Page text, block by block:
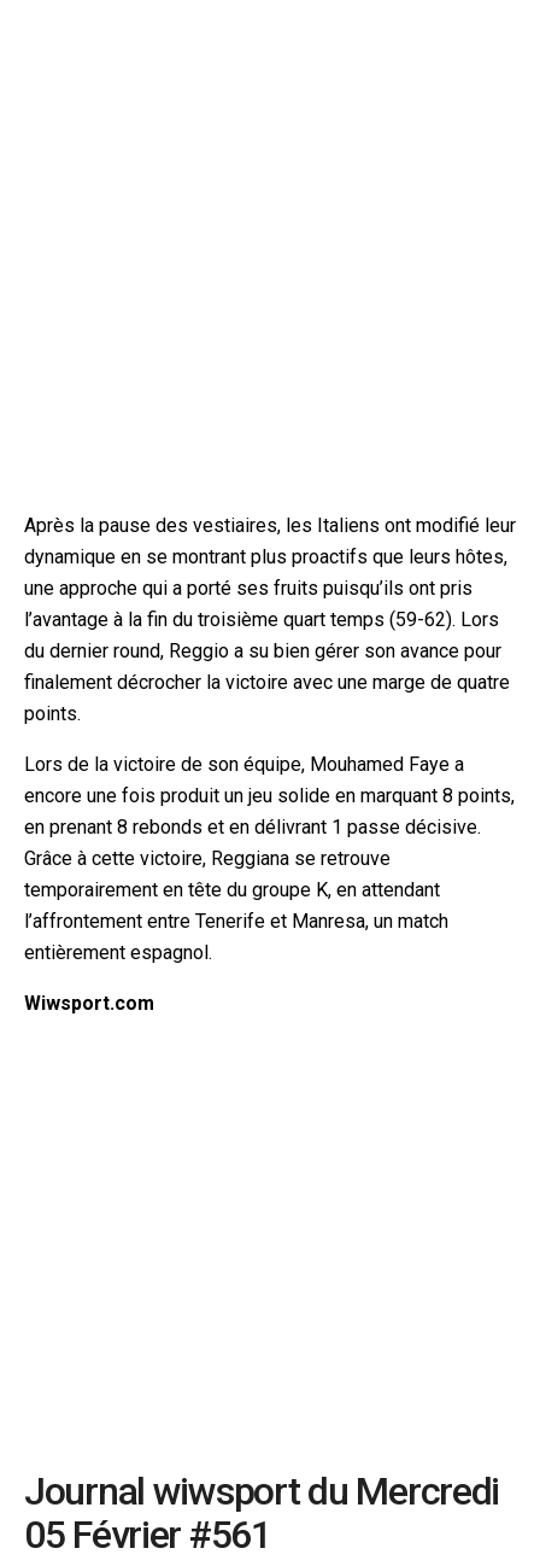
Après la pause des vestiaires, les Italiens ont modifié leur
dynamique en se montrant plus proactifs que leurs hôtes,
une approche qui a porté ses fruits puisqu’ils ont pris
l’avantage à la fin du troisième quart temps (59-62). Lors
du dernier round, Reggio a su bien gérer son avance pour
finalement décrocher la victoire avec une marge de quatre
points.
Lors de la victoire de son équipe, Mouhamed Faye a
encore une fois produit un jeu solide en marquant 8 points,
en prenant 8 rebonds et en délivrant 1 passe décisive.
Grâce à cette victoire, Reggiana se retrouve
temporairement en tête du groupe K, en attendant
l’affrontement entre Tenerife et Manresa, un match
entièrement espagnol.
Wiwsport.com
Journal wiwsport du Mercredi
05 Février #561